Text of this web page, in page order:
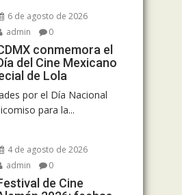
6 de agosto de 2026
admin
0
conmemora el
del Cine Mexicano
de Lola
por el Día Nacional
para la...
4 de agosto de 2026
admin
0
de Cine